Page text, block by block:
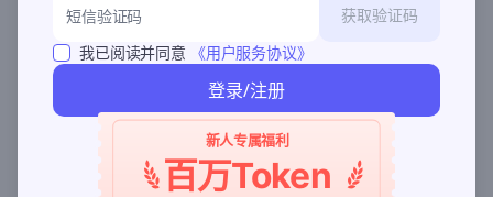
获取验证码
我已阅读并同意
《用户服务协议》
登录/注册
新人专属福利
百万Token